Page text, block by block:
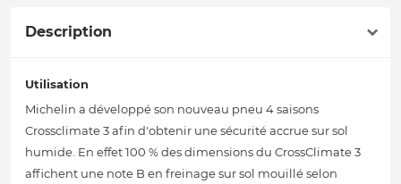
Description
Utilisation
Michelin a développé son nouveau pneu 4 saisons
Crossclimate 3 afin d'obtenir une sécurité accrue sur sol
humide. En effet 100 % des dimensions du CrossClimate 3
affichent une note B en freinage sur sol mouillé selon